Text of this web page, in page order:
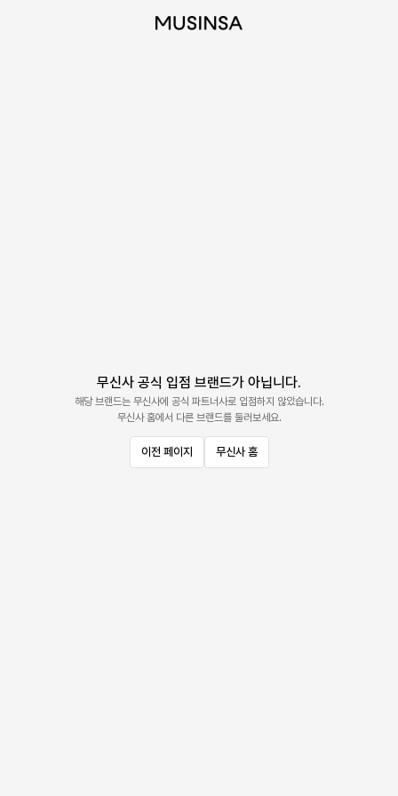
무신사 공식 입점 브랜드가 아닙니다.
해당 브랜드는 무신사에 공식 파트너사로 입점하지 않았습니다.
무신사 홈에서 다른 브랜드를 둘러보세요.
이전 페이지 무신사 홈